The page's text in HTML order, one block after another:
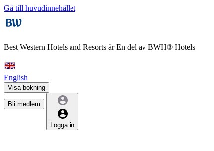
Gå till huvudinnehållet
Best Western Hotels and Resorts ärEn del av BWH® Hotels
English
Visa bokning
Bli medlem
Logga in